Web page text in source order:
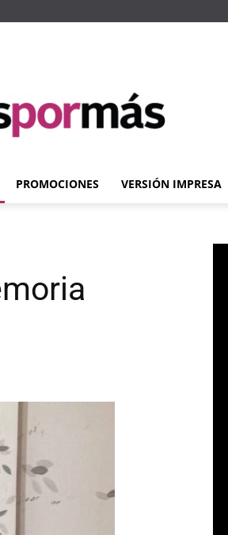
Máspormás
PROMOCIONES VERSIÓN IMPRESA